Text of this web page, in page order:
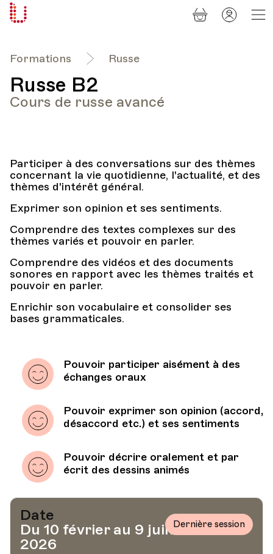
Formations Russe
Russe B2
Cours de russe avancé
Participer à des conversations sur des thèmes
concernant la vie quotidienne, l'actualité, et des
thèmes d'intérêt général.
Exprimer son opinion et ses sentiments.
Comprendre des textes complexes sur des
thèmes variés et pouvoir en parler.
Comprendre des vidéos et des documents
sonores en rapport avec les thèmes traités et
pouvoir en parler.
Enrichir son vocabulaire et consolider ses
bases grammaticales.
Pouvoir participer aisément à des
échanges oraux
Pouvoir exprimer son opinion (accord,
désaccord etc.) et ses sentiments
Pouvoir décrire oralement et par
écrit des dessins animés
Date
Du 10 février au 9 juin
2026
Dernière session
Panier
Mon